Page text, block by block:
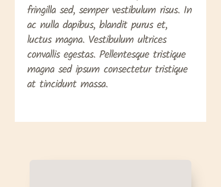
fringilla sed, semper vestibulum risus. In
ac nulla dapibus, blandit purus et,
luctus magna. Vestibulum ultrices
convallis egestas. Pellentesque tristique
magna sed ipsum consectetur tristique
at tincidunt massa.